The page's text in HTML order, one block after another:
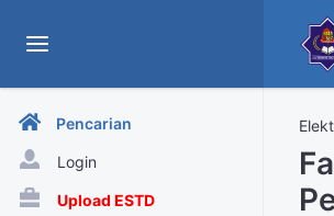
Pencarian
Login
Upload ESTD